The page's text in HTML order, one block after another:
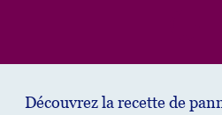
Découvrez la recette de